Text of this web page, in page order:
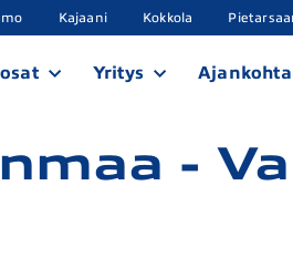
Kajaani Kokkola
Yritys
-